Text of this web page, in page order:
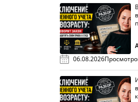
06.08.2026